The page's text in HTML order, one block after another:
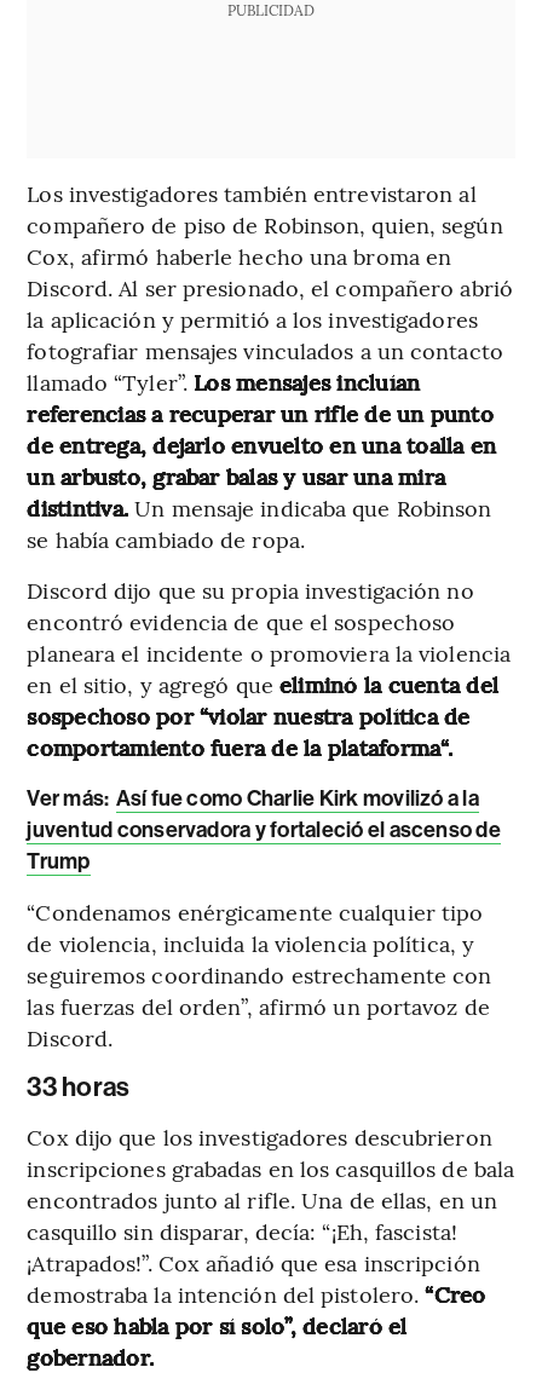
PUBLICIDAD
Los investigadores también entrevistaron al
compañero de piso de Robinson, quien, según
Cox, afirmó haberle hecho una broma en
Discord. Al ser presionado, el compañero abrió
la aplicación y permitió a los investigadores
fotografiar mensajes vinculados a un contacto
llamado “Tyler”. Los mensajes incluían
referencias a recuperar un rifle de un punto
de entrega, dejarlo envuelto en una toalla en
un arbusto, grabar balas y usar una mira
distintiva.Un mensaje indicaba que Robinson
se había cambiado de ropa.
Discord dijo que su propia investigación no
encontró evidencia de que el sospechoso
planeara el incidente o promoviera la violencia
en el sitio, y agregó que eliminó la cuenta del
sospechoso por “violar nuestra política de
comportamiento fuera de la plataforma“.
Ver más: Así fue como Charlie Kirk movilizó a la
juventud conservadora y fortaleció el ascenso de
Trump
“Condenamos enérgicamente cualquier tipo
de violencia, incluida la violencia política, y
seguiremos coordinando estrechamente con
las fuerzas del orden”, afirmó un portavoz de
Discord.
33 horas
Cox dijo que los investigadores descubrieron
inscripciones grabadas en los casquillos de bala
encontrados junto al rifle. Una de ellas, en un
casquillo sin disparar, decía: “¡Eh, fascista!
¡Atrapados!”. Cox añadió que esa inscripción
demostraba la intención del pistolero.“Creo
que eso habla por sí solo”, declaró el
gobernador.